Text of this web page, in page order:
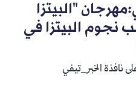
"البيتزا
نجوم البيتزا في
نافذة الخبر_تيفي